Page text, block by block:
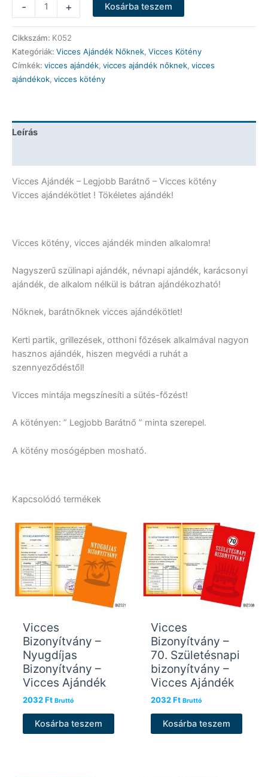
-
Kötény
-
Legjobb
Barátnő
-
Vicces
+ Kosárba teszem
Cikkszám: K052
Kategóriák: Vicces Ajándék Nőknek, Vicces Kötény
Címkék: vicces ajándék, vicces ajándék nőknek, vicces
ajándékok, vicces kötény
Leírás
Vicces Ajándék – Legjobb Barátnő – Vicces kötény
Vicces ajándékötlet ! Tökéletes ajándék!
Vicces kötény, vicces ajándék minden alkalomra!
Nagyszerű szülinapi ajándék, névnapi ajándék, karácsonyi
ajándék, de alkalom nélkül is bátran ajándékozható!
Nőknek, barátnőknek vicces ajándékötlet!
Kerti partik, grillezések, otthoni főzések alkalmával nagyon
hasznos ajándék, hiszen megvédi a ruhát a
szennyeződéstől!
Vicces mintája megszínesíti a sütés-főzést!
A kötényen: ” Legjobb Barátnő ” minta szerepel.
A kötény mosógépben mosható.
Kapcsolódó termékek
Vicces
Bizonyítvány –
Nyugdíjas
Bizonyítvány –
Vicces Ajándék
2032Ft Bruttó
Kosárba teszem
Vicces
Bizonyítvány –
70. Születésnapi
bizonyítvány –
Vicces Ajándék
2032Ft Bruttó
Kosárba teszem